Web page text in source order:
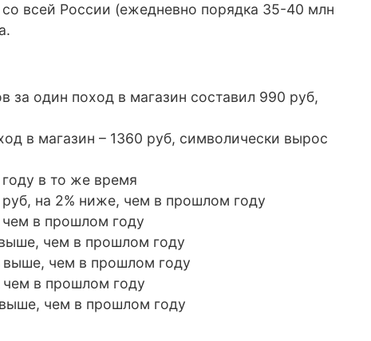
всей России (ежедневно порядка 35-40 млн
один поход в магазин составил 990 руб,
в магазин – 1360 руб, символически вырос
в то же время
на 2% ниже, чем в прошлом году
чем в прошлом году
чем в прошлом году
выше, чем в прошлом году
чем в прошлом году
чем в прошлом году